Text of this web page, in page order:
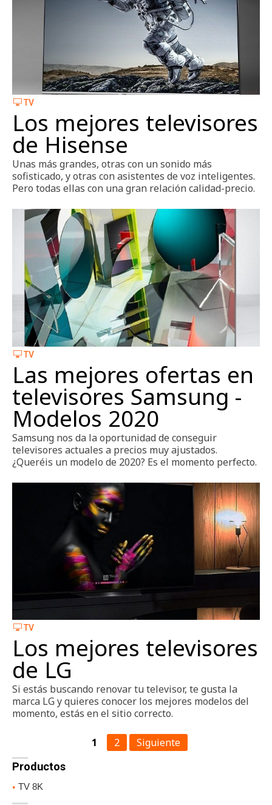
TV
Los mejores televisores
de Hisense
Unas más grandes, otras con un sonido más
sofisticado, y otras con asistentes de voz inteligentes.
Pero todas ellas con una gran relación calidad-precio.
TV
Las mejores ofertas en
televisores Samsung -
Modelos 2020
Samsung nos da la oportunidad de conseguir
televisores actuales a precios muy ajustados.
¿Queréis un modelo de 2020? Es el momento perfecto.
TV
Los mejores televisores
de LG
Si estás buscando renovar tu televisor, te gusta la
marca LG y quieres conocer los mejores modelos del
momento, estás en el sitio correcto.
1 2 Siguiente
Productos
TV 8K